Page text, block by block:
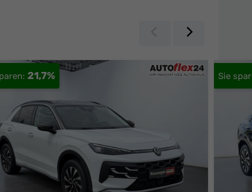
Zurück
21,7%